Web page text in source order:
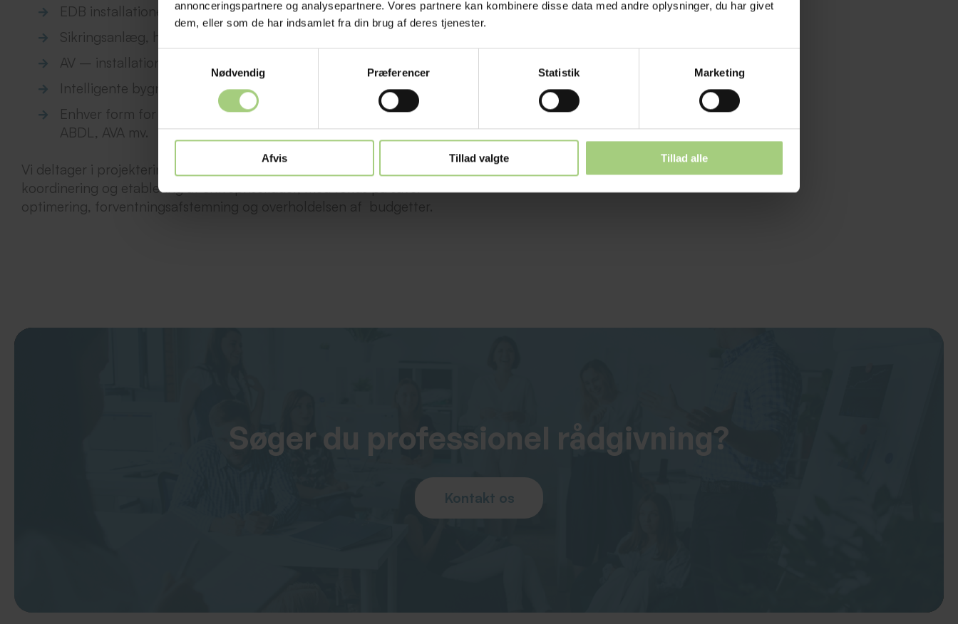
annonceringspartnere og analysepartnere. Vores partnere kan kombinere disse data med andre oplysninger, du har givet
dem, eller som de har indsamlet fra din brug af deres tjenester.
Nødvendig
Præferencer Statistik Marketing
Afvis Tillad valgte Tillad alle
EDB installationer
Sikringsanlæg, herunder AIA, ADK, TVO mv.
AV – installationer
Intelligente bygningsinstallationer, herunder BMS, IHC, KNX mv.
Enhver form for aktive brandsikringstiltag, herunder ABA,
ABDL, AVA mv.
Vi deltager i projekteringsmøder, udformning af kravspecifikation,
koordinering og etablering af entrepriseflader, med fokus på såvel
optimering, forventningsafstemning og overholdelsen af budgetter.
Søger du professionel rådgivning?
Kontakt os